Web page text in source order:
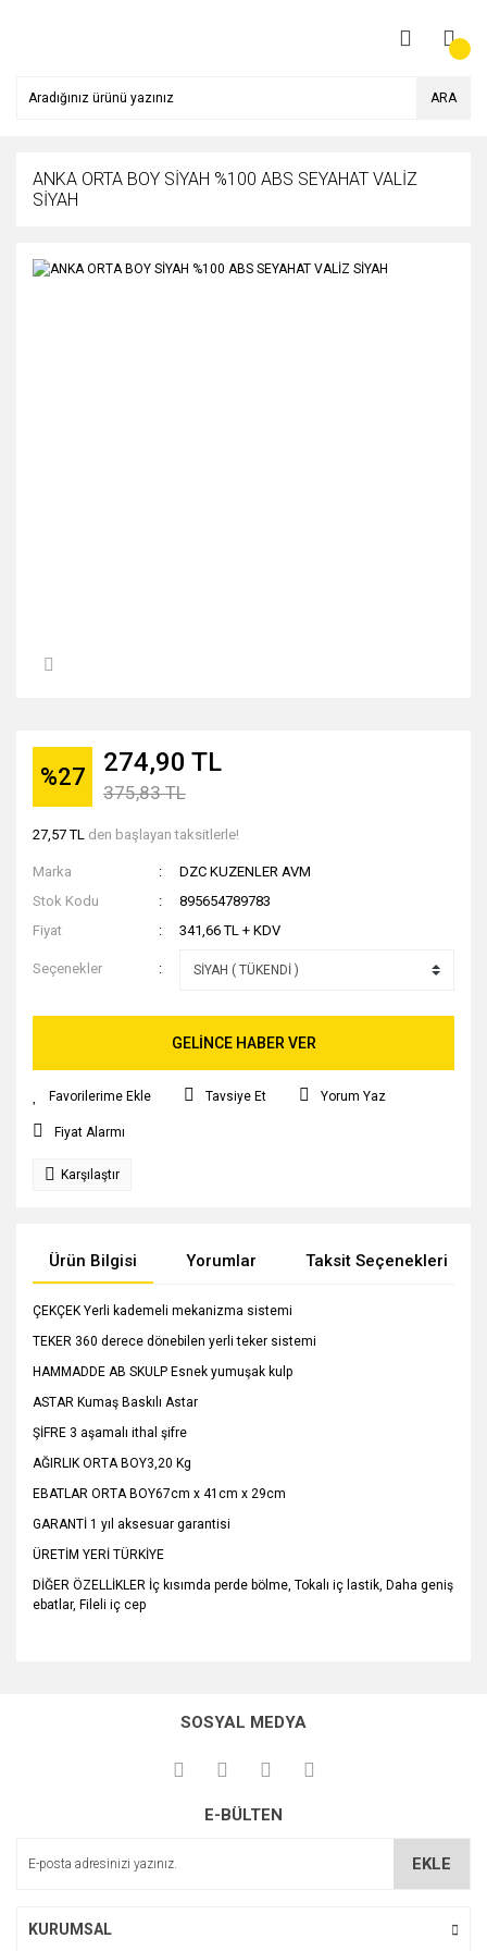
ARA
ANKA ORTA BOY SİYAH %100 ABS SEYAHAT VALİZ
SİYAH
%27 274,90 TL
375,83 TL
27,57 TL den başlayan taksitlerle!
Marka
DZC KUZENLER AVM
Stok Kodu
895654789783
Fiyat
341,66 TL + KDV
Seçenekler
GELİNCE HABER VER
Tavsiye Et Yorum Yaz
Fiyat Alarmı
Karşılaştır
Ürün Bilgisi Yorumlar Taksit Seçenekleri
ÇEKÇEK Yerli kademeli mekanizma sistemi
TEKER 360 derece dönebilen yerli teker sistemi
HAMMADDE AB SKULP Esnek yumuşak kulp
ASTAR Kumaş Baskılı Astar
ŞİFRE 3 aşamalı ithal şifre
AĞIRLIK ORTA BOY3,20 Kg
EBATLAR ORTA BOY67cm x 41cm x 29cm
GARANTİ 1 yıl aksesuar garantisi
ÜRETİM YERİ TÜRKİYE
DİĞER ÖZELLİKLER İç kısımda perde bölme, Tokalı iç lastik, Daha geniş
ebatlar, Fileli iç cep
kullanarak tarafımıza iletebilirsiniz.
Görüş ve önerileriniz için teşekkür ederiz.
Ürün açıklamasında eksik bilgiler bulunuyor.
SOSYAL MEDYA
E-BÜLTEN
EKLE
KURUMSAL